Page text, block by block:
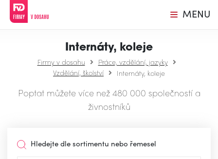
MENU
Internáty, koleje
Firmy v dosahu
Práce, vzdělání, jazyky
Vzdělání, školství
Internáty, koleje
Poptat můžete více než 480 000 společností a
živnostníků
Hledejte dle sortimentu nebo řemesel